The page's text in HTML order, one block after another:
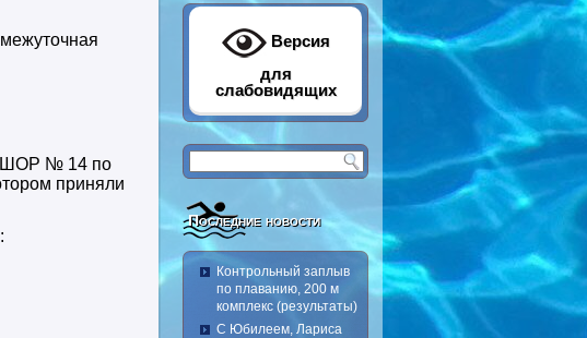
СШОР № 14 по
приняли
Версия
для
слабовидящих
Последние новости
Контрольный заплыв
по плаванию, 200 м
комплекс (результаты)
С Юбилеем, Лариса